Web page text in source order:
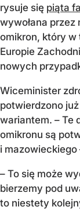
rysuje się piąta
wywołana
omikron, który w
Europie
nowych
Wiceminister
potwierdzono
wariantem. – Te
omikronu są
i mazowieckiego
– To się może
bierzemy pod
to niestety